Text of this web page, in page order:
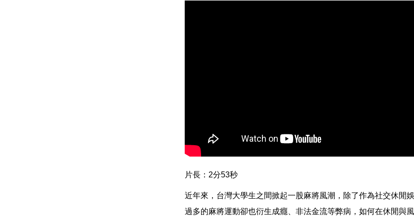
片長：2分53秒
近年來，台灣大學生之間掀起一股麻將風潮，除了作為社交休閒
過多的麻將運動卻也衍生成癮、非法金流等弊病，如何在休閒與